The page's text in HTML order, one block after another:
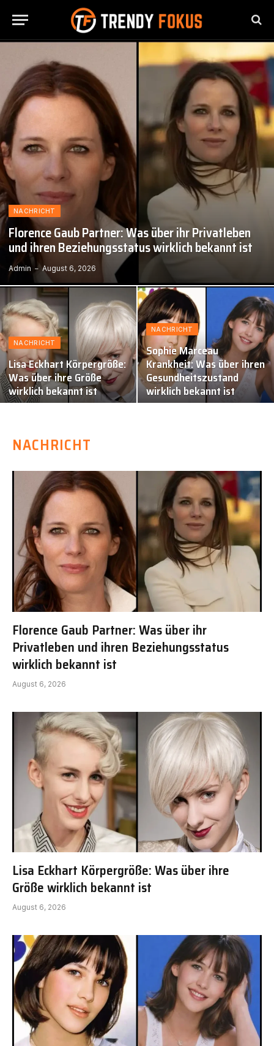
NACHRICHT
Florence Gaub Partner: Was über ihr Privatleben
und ihren Beziehungsstatus wirklich bekannt ist
Admin August 6, 2026
NACHRICHT
Lisa Eckhart Körpergröße:
Was über ihre Größe
wirklich bekannt ist
NACHRICHT
Sophie Marceau
Krankheit: Was über ihren
Gesundheitszustand
wirklich bekannt ist
NACHRICHT
Florence Gaub Partner: Was über ihr
Privatleben und ihren Beziehungsstatus
wirklich bekannt ist
August 6, 2026
Lisa Eckhart Körpergröße: Was über ihre
Größe wirklich bekannt ist
August 6, 2026